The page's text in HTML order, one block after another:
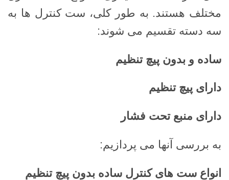
مختلف هستند. به طور کلی، ست کنترل ها به
سه دسته تقسیم می شوند:
ساده و بدون پیچ تنظیم
دارای پیچ تنظیم
دارای منبع تحت فشار
به بررسی آنها می پردازیم:
انواع ست های کنترل ساده بدون پیچ تنظیم